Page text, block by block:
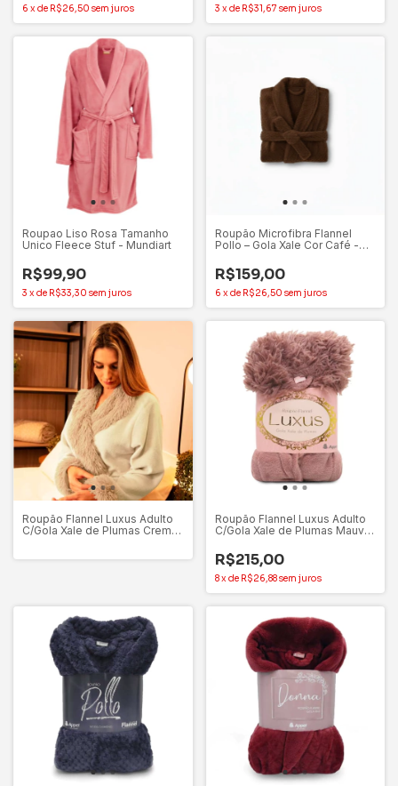
6 x de R$26,50 sem juros 3 x de R$31,67 sem juros
Roupao Liso Rosa Tamanho
Unico Fleece Stuf - Mundiart
R$99,90
3 xde R$33,30 sem juros
Roupão Microfibra Flannel
Pollo – Gola Xale Cor Café -
R$159,00
6 xde R$26,50 sem juros
Roupão Flannel Luxus Adulto
C/Gola Xale de Plumas Creme
Roupão Flannel Luxus Adulto
C/Gola Xale de Plumas Mauve
R$215,00
8x de R$26,88sem juros